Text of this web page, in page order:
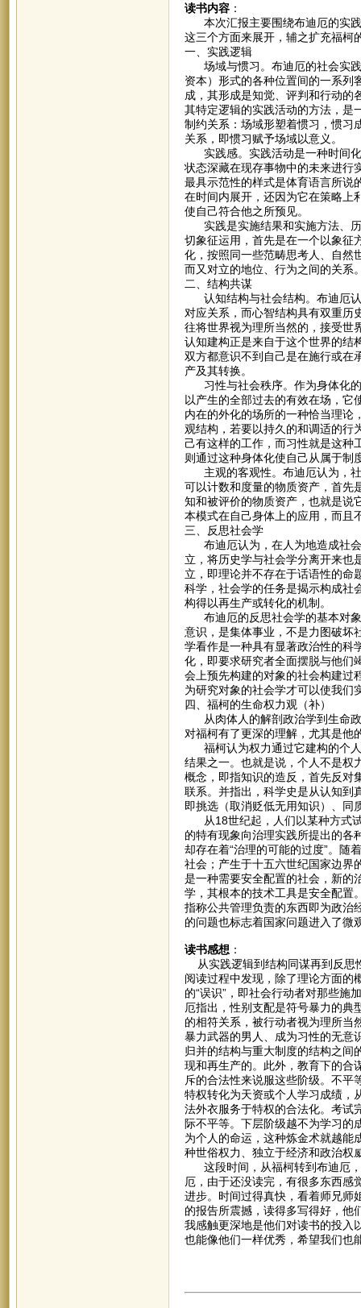
读书内容：
本次汇报主要围绕布迪厄的实践
这三个方面来展开，辅之扩充福柯
一、实践逻辑
场域与惯习。布迪厄的社会实践
资本）形式的各种位置间的一系列
成，其形成是知觉、评判和行动的
其特定逻辑的实践活动的方法，是
制约关系：场域形塑着惯习，惯习
关系，即惯习赋予场域以意义。
实践感。实践活动是一种时间化
状态深藏在现存事物中的未来进行
最具示范性的样式是体育语言所说
在时间内展开，还因为它在策略上
使自己符合他之所预见。
实践是实施结果和实施方法、历
切象征运用，首先是在一个以象征
化，按照同一些范畴思考人、自然
而又对立的地位、行为之间的关系
二、结构共谋
认知结构与社会结构。布迪厄认
对应关系，而心智结构具有双重历
往将世界视为理所当然的，接受世
认知建构正是来自于这个世界的结
双方都意识不到自己是在施行或在
产及其转换。
习性与社会秩序。作为身体化的
以产生的全部过去的有效在场，它
内在的外化的场所的一种恰当理论
观结构，若要以持久的和调适的
己有这样的工作，而习性就是这种
则通过这种身体化使自己从属于制
主观的客观性。布迪厄认为，社
可以计数和度量的物质资产，首先
知和被评价的物质资产，也就是说
本模式在自己身体上的应用，而且
三、反思社会学
布迪厄认为，在人为地造成社会
立，将历史学与社会学分离开来也
立，即理论并不存在于话语性的命
科学，社会学的任务是揭示构成社
构得以再生产或转化的机制。
布迪厄的反思社会学的基本对象
意识，是集体事业，不是力图破坏
学看作是一种具有显著政治性的科
化，即要求研究者全面摆脱与他们
会上预先构建的对象的社会构建过
为研究对象的社会学才可以使我们
四、福柯的生命权力观（补）
从肉体人的解剖政治学到生命政
对福柯有了更深的理解，尤其是他
福柯认为权力通过它建构的个人
结果之一。也就是说，个人不是权
概念，即指知识的造反，首先反对
联系。并指出，科学史是从认知到
即挑选（取消贬低无用知识）、同
从18世纪起，人们以某种方式试
的特有现象向治理实践所提出的各
却存在着“治理的可能的过度”。
社会；产生于十五六世纪国家边界
是一种需要安全配置的社会，新的
学，其根本的技术工具是安全配
指称公共管理负责的东西即为政治
的问题也标志着国家问题进入了微
读书感想 ：
从实践逻辑到结构同谋再到反思
阅读过程中发现，除了理论方面的
的“误识”，即社会行动者对那些施
厄指出，性别支配是符号暴力的典
的相符关系，被行动者视为理所当
暴力武器的男人、成为习性的无意
归并的结构与重大制度的结构之间
现和再生产的。此外，教育下的合
斥的合法性来说服这些阶级。不平
特权转化为天资或个人学习成绩，
法外衣服务于特权的合法化。考试
际不平等。下层阶级越不为学习的
为个人的命运，这种炼金术就越能
种世俗权力、独立于经济和政治权
这段时间，从福柯转到布迪厄，
厄，由于还没读完，有很多东西感
进步。时间过得真快，看着师兄师
的报告所震撼，读得多写得好，他
我感触更深地是他们对读书的投入
也能像他们一样优秀，希望我们也